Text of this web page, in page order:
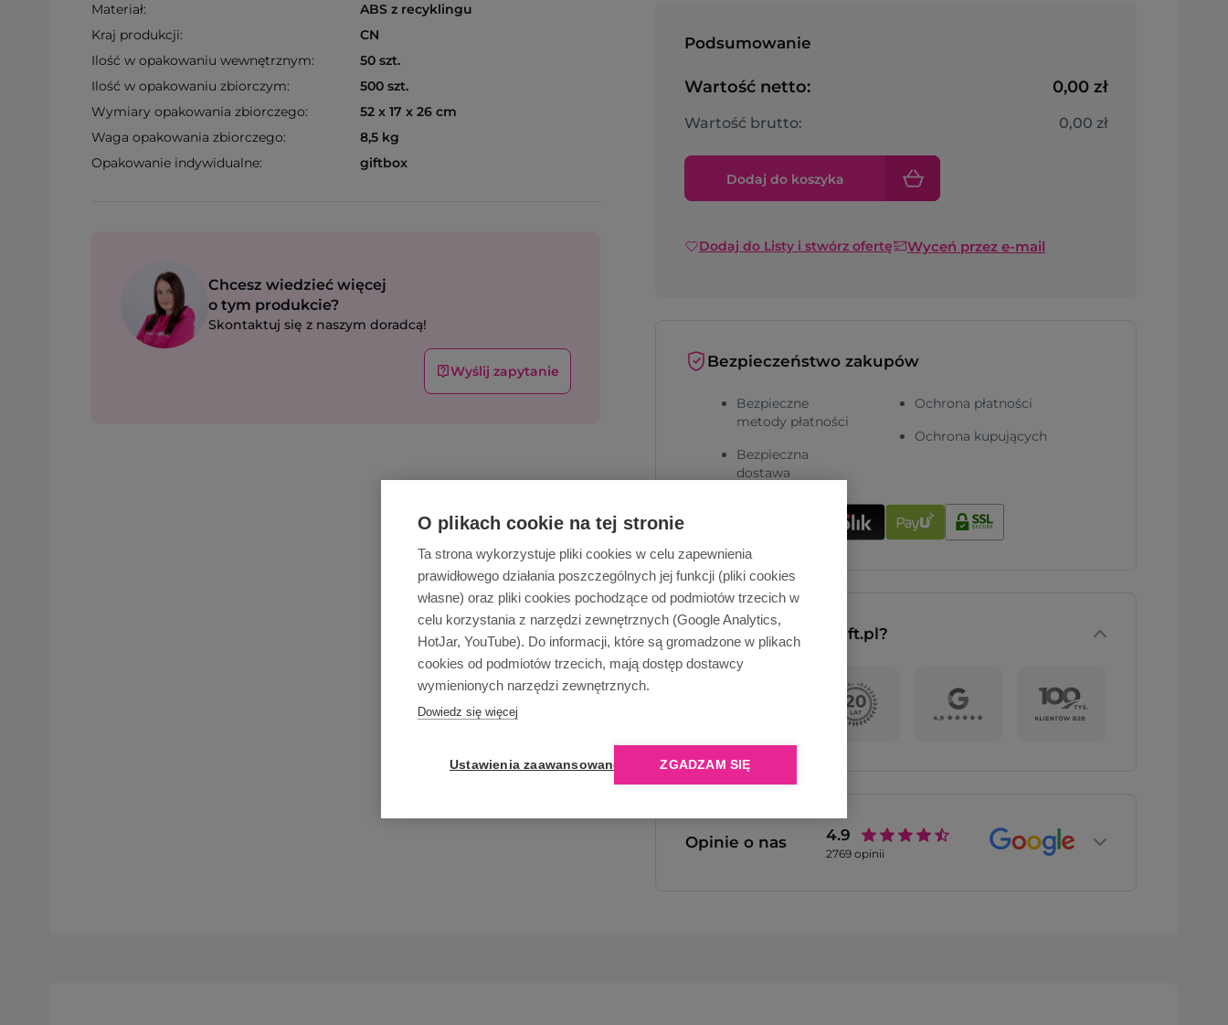
O plikach cookie na tej stronie
Ta strona wykorzystuje pliki cookies w celu zapewnienia
prawidłowego działania poszczególnych jej funkcji (pliki cookies
własne) oraz pliki cookies pochodzące od podmiotów trzecich w
celu korzystania z narzędzi zewnętrznych (Google Analytics,
HotJar, YouTube). Do informacji, które są gromadzone w plikach
cookies od podmiotów trzecich, mają dostęp dostawcy
wymienionych narzędzi zewnętrznych.
Dowiedz się więcej
Ustawienia zaawansowane ZGADZAM SIĘ
Materiał:
ABS z recyklingu
Kraj produkcji:
CN
Ilość w opakowaniu wewnętrznym:
50 szt.
Ilość w opakowaniu zbiorczym:
500 szt.
Wymiary opakowania zbiorczego:
52 x 17 x 26 cm
Waga opakowania zbiorczego:
8,5 kg
Opakowanie indywidualne:
giftbox
Chcesz wiedzieć więcej
o tym produkcie?
Skontaktuj się z naszym doradcą!
Wyślij zapytanie
Podsumowanie
Wartość netto: 0,00 zł
Wartość brutto: 0,00 zł
Dodaj do koszyka
Dodaj do Listy i stwórz ofertę Wyceń przez e-mail
Bezpieczeństwo zakupów
Bezpieczne
metody płatności
Bezpieczna
dostawa
Ochrona płatności
Ochrona kupujących
Dlaczego OpenGift.pl?
Opinie o nas 4.9
2769opinii